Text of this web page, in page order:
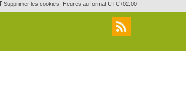
Heures au format UTC+02:00
Supprimer les cookies